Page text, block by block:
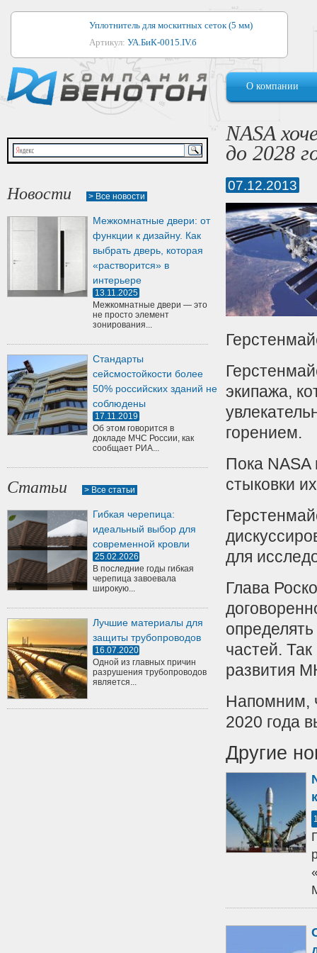
Уплотнитель для москитных сеток (5 мм)
Артикул: УА.БиК-0015.IV.б
Уплотнитель для алюминиевых окон
Артикул:1044
Уплотнитель для деревянных окон
Артикул:УМ.БиК-0062.IV.б
Уплотнитель лоджиевый для (4, 5, 6 мм)
Уплотнитель для деревянных дверей
Артикул:
О компании
Новости > Все новости
Межкомнатные двери: от
функции к дизайну. Как
выбрать дверь, которая
«растворится» в
интерьере
13.11.2025
Межкомнатные двери — это
не просто элемент
зонирования...
Стандарты
сейсмостойкости более
50% российских зданий не
соблюдены
17.11.2019
Об этом говорится в
докладе МЧС России, как
сообщает РИА...
Статьи > Все статьи
Гибкая черепица:
идеальный выбор для
современной кровли
25.02.2026
В последние годы гибкая
черепица завоевала
широкую...
Лучшие материалы для
защиты трубопроводов
16.07.2020
Одной из главных причин
разрушения трубопроводов
является...
NASA
до 2028
07.12.2013
экипажа,
горением.
Пока NASA
стыковки
для
Глава
частей.
развития
Напомним,
2020 года
Другие